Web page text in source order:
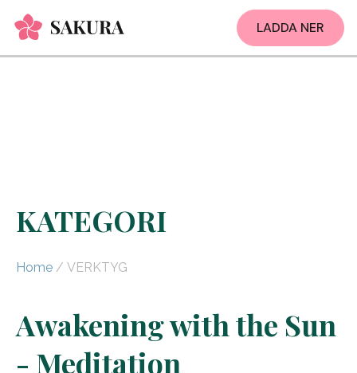
LADDA NER
KATEGORI
Home / VERKTYG
Awakening with the Sun
- Meditation